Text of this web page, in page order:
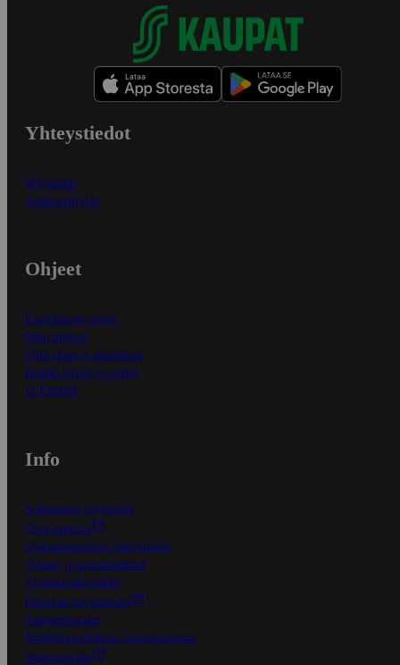
Yhteystiedot
Myymälät
Asiakaspalvelu
Ohjeet
Ensitilaajan ohjeet
Näin maksat
Näin tilaat ja muokkaat
Kaikki ohjeet ja vinkit
In English
Info
S-Business yrityksille
Oiva-raportit
Osuuskauppojen yhteystiedot
Tilaus- ja toimitusehdot
Tietosuojakäytäntö
Palvelun käyttöehdot
Saavutettavuus
Mobiilisovelluksen saavutettavuus
Mainostajalle